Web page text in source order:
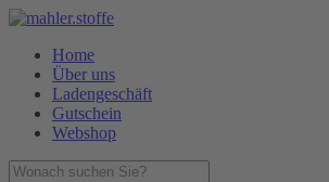
Home
Über uns
Ladengeschäft
Gutschein
Webshop